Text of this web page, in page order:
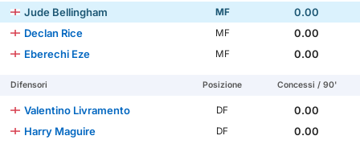
Jude Bellingham
MF
0.00
Declan Rice
MF
0.00
Eberechi Eze
MF 0.00
Difensori Posizione Concessi / 90'
Valentino Livramento DF
0.00
Harry Maguire
DF
0.00